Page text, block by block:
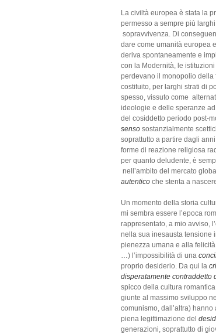
La civiltà europea è stata la
permesso a sempre più
sopravvivenza. Di
dare come umanità europea
deriva spontaneamente e
con la Modernità, le
perdevano il monopolio
costituito, per larghi strati di
spesso, vissuto come
ideologie e delle speranze
del cosiddetto periodo post-
senso sostanzialmente
soprattutto a partire dagli
forme di reazione religiosa
per quanto deludente, è
nell’ambito del mercato
autentico che stenta a
Un momento della storia
mi sembra essere l’epoca
rappresentato, a mio avviso,
nella sua inesausta tensione
pienezza umana e alla
…) l’impossibilità di una
proprio desiderio. Da qui la
disperatamente contraddetto
spicco della cultura
giunte al massimo sviluppo
comunismo, dall’altra)
piena legittimazione del
generazioni, soprattutto di